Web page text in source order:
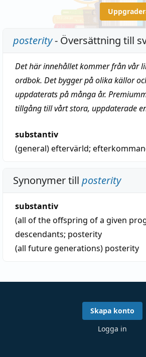
posterity- Översättning till
Det här innehållet kommer från vår
ordbok. Det bygger på olika källor
uppdaterats på många år.
tillgång till vårt stora, uppdaterade
substantiv
(general)eftervärld;
Synonymer till posterity
substantiv
(all of the offspring of a given
descendants; posterity
(all future generations) posterity
Skapa konto
Logga in